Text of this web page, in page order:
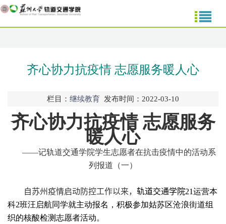
齐心协力抗疫情 志愿服务暖人心
栏目： 继续教育 发布时间：2022-03-10
齐心协力抗疫情 志愿服务
暖人心
——记轨道交通学院学生志愿者在抗击疫情中的活动系
列报道（一）
自苏州疫情启动防控工作以来， 轨道交通学院21运营本
科2班汪启航同学就主动报名，积极参加姑苏区沧浪街道组
织的核酸检测志愿者活动。